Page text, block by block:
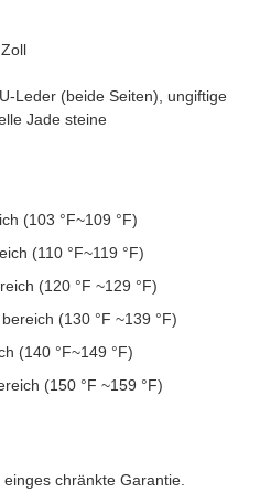
Leder (beide Seiten), ungiftige
Jade steine
(103 °F~109 °F)
(110 °F~119 °F)
(120 °F ~129 °F)
(130 °F ~139 °F)
(140 °F~149 °F)
(150 °F ~159 °F)
chränkte Garantie.